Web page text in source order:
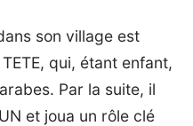
son village est
qui, étant enfant,
Par la suite, il
et joua un rôle clé